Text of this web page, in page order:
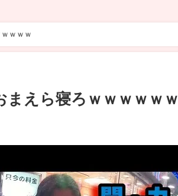
ｗｗｗ
まえら寝ろｗｗｗｗｗｗ